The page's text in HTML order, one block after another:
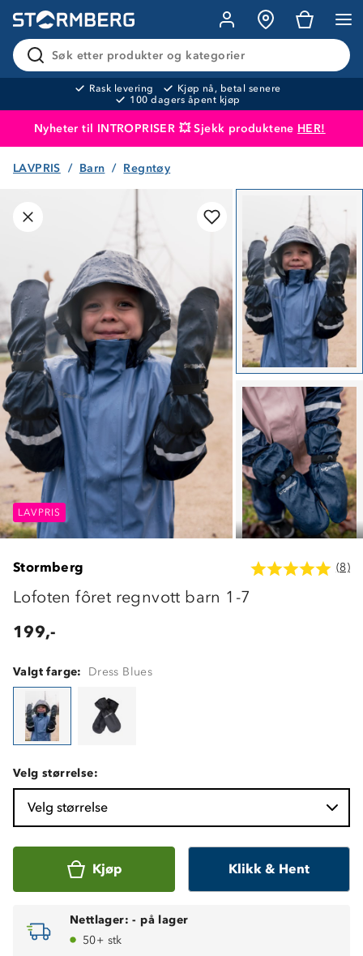
Søk etter produkter og kategorier
Rask levering
Kjøp nå, betal senere
100 dagers åpent kjøp
Nyheter til INTROPRISER 💥 Sjekk produktene HER!
Produktet er lagt i handlekurven
LAVPRIS Barn Regntøy
LAVPRIS LAVPRIS
LAVPRIS
Stormberg (8)
Lofoten fôret regnvott barn 1-7
199,-
Valgt farge: Dress Blues
Velg størrelse:
Velg størrelse
Kjøp Klikk & Hent
Nettlager: - på lager
50+ stk